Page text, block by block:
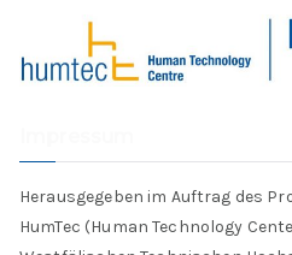
Herausgegeben im Auftrag des
HumTec (Human Technology